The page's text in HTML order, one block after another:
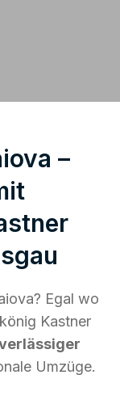
–
Egal wo
Kastner
Umzüge.